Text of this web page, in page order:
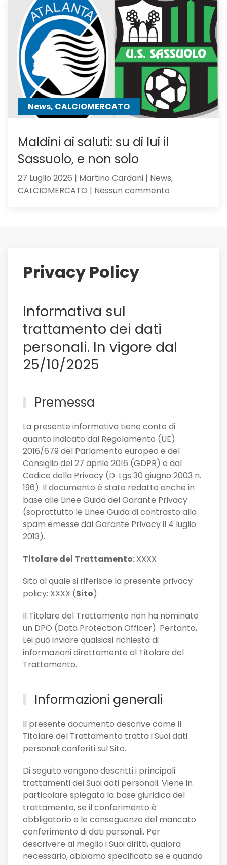
tra
seguiti
anche
Hojbjerg
News, CALCIOMERCATO
Maldini ai saluti: su di lui il
Sassuolo, e non solo
27 Luglio 2026 | Martino Cardani | News,
CALCIOMERCATO | Nessun commento
Privacy Policy
Informativa sul
trattamento dei dati
personali. In vigore dal
25/10/2025
Premessa
La presente informativa tiene conto di
quanto indicato dal Regolamento (UE)
2016/679 del Parlamento europeo e del
Consiglio del 27 aprile 2016 (GDPR) e dal
Codice della Privacy (D. Lgs 30 giugno 2003 n.
196). Il documento è stato redatto anche in
base alle Linee Guida del Garante Privacy
(soprattutto le Linee Guida di contrasto allo
spam emesse dal Garante Privacy il 4 luglio
2013).
Titolare del Trattamento: XXXX
Sito al quale si riferisce la presente privacy
policy: XXXX (Sito).
Il Titolare del Trattamento non ha nominato
un DPO (Data Protection Officer). Pertanto,
Lei può inviare qualsiasi richiesta di
informazioni direttamente al Titolare del
Trattamento.
Informazioni generali
Il presente documento descrive come il
Titolare del Trattamento tratta i Suoi dati
personali conferiti sul Sito.
Di seguito vengono descritti i principali
trattamenti dei Suoi dati personali. Viene in
particolare spiegata la base giuridica del
trattamento, se il conferimento è
obbligatorio e le conseguenze del mancato
conferimento di dati personali. Per
descrivere al meglio i Suoi diritti, qualora
necessario, abbiamo specificato se e quando